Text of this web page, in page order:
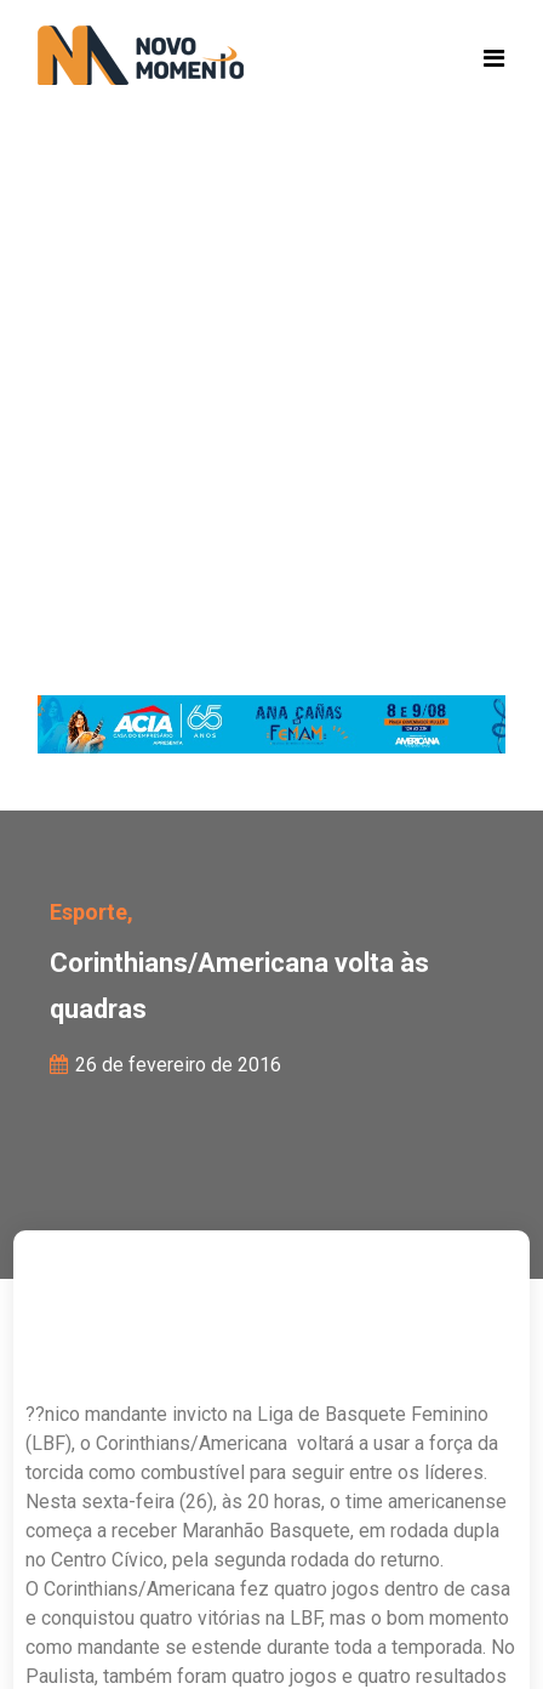
Esporte,
Corinthians/Americana volta às
quadras
26 de fevereiro de 2016
??nico mandante invicto na Liga de Basquete Feminino
(LBF), o Corinthians/Americana voltará a usar a força da
torcida como combustível para seguir entre os líderes.
Nesta sexta-feira (26), às 20 horas, o time americanense
começa a receber Maranhão Basquete, em rodada dupla
no Centro Cívico, pela segunda rodada do returno.
O Corinthians/Americana fez quatro jogos dentro de casa
e conquistou quatro vitórias na LBF, mas o bom momento
como mandante se estende durante toda a temporada. No
Paulista, também foram quatro jogos e quatro resultados